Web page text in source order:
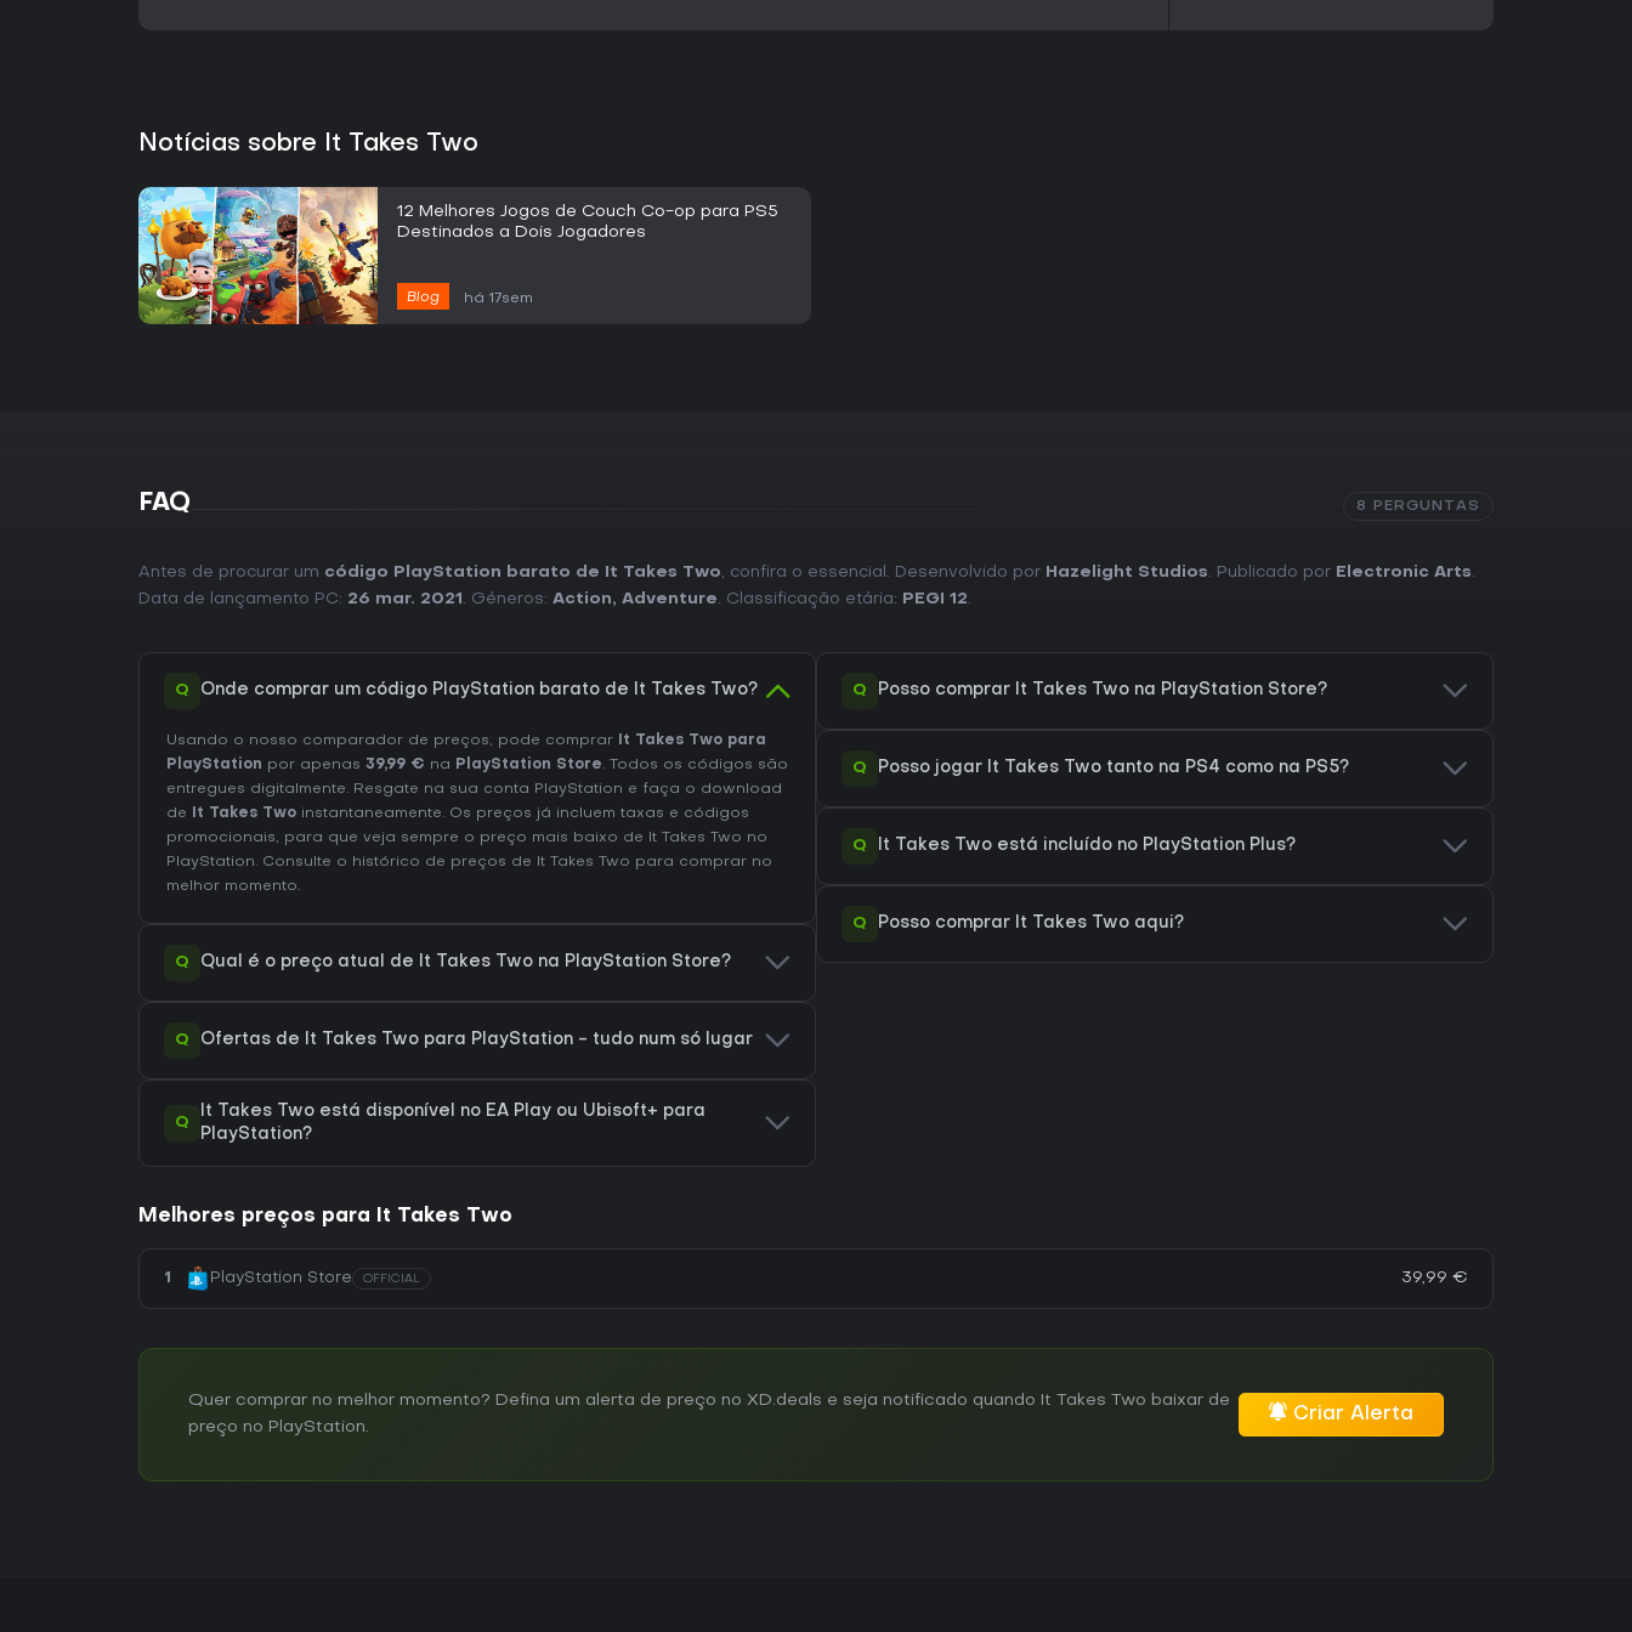
Notícias sobre It Takes Two
12 Melhores Jogos de Couch Co-op para PS5
Destinados a Dois Jogadores
Blog há 17sem
FAQ 8 PERGUNTAS
Antes de procurar um código PlayStation barato de It Takes Two, confira o essencial. Desenvolvido por Hazelight Studios. Publicado por Electronic Arts.
Data de lançamento PC: 26 mar. 2021 . Géneros: Action, Adventure. Classificação etária: PEGI 12.
Q Onde comprar um código PlayStation barato de It Takes Two?
Usando o nosso comparador de preços, pode comprar
It Takes Two para
PlayStation por apenas 39,99 € na PlayStation Store. Todos os códigos são
entregues digitalmente. Resgate na sua conta PlayStation e faça o download
de
It Takes Two instantaneamente. Os preços já incluem taxas e códigos
promocionais, para que veja sempre o preço mais baixo de It Takes Two no
PlayStation. Consulte o histórico de preços de It Takes Two para comprar no
melhor momento.
Q Qual é o preço atual de It Takes Two na PlayStation Store?
Q Ofertas de It Takes Two para PlayStation - tudo num só lugar
Q
It Takes Two está disponível no EA Play ou Ubisoft+ para
PlayStation?
Q Posso comprar It Takes Two na PlayStation Store?
Q Posso jogar It Takes Two tanto na PS4 como na PS5?
Q It Takes Two está incluído no PlayStation Plus?
Q Posso comprar It Takes Two aqui?
Melhores preços para It Takes Two
1 PlayStation Store OFFICIAL 39,99 €
Quer comprar no melhor momento? Defina um alerta de preço no XD.deals e seja notificado quando It Takes Two baixar de
preço no PlayStation.
Criar Alerta